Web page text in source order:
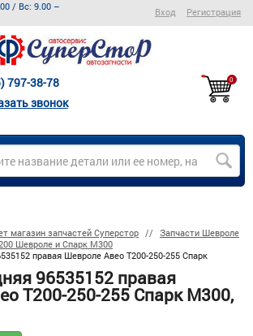
/ Вс: 9.00 –
Вход Регистрация
797-38-78
звонок
0
магазин запчастей Суперстор
Запчасти Шевроле
Шевроле и Спарк M300
правая Шевроле Авео Т200-250-255 Спарк
96535152 правая
Т200-250-255 Спарк М300,